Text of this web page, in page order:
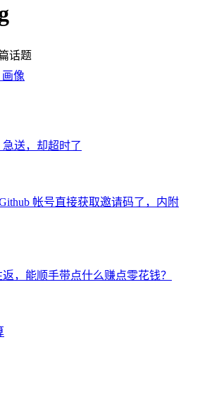
话题
像
送，却超时了
帐号直接获取邀请码了，内附
，能顺手带点什么赚点零花钱？